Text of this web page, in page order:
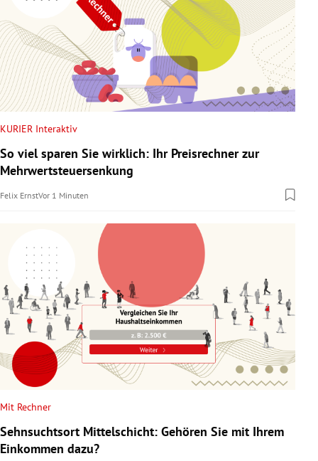
KURIER Interaktiv
So viel sparen Sie wirklich: Ihr Preisrechner zur
Mehrwertsteuersenkung
Felix ErnstVor 1 Minuten
Mit Rechner
Sehnsuchtsort Mittelschicht: Gehören Sie mit Ihrem
Einkommen dazu?